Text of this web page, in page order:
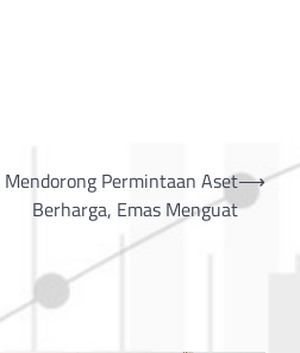
Permintaan Aset
Berharga, Emas Menguat
⟶